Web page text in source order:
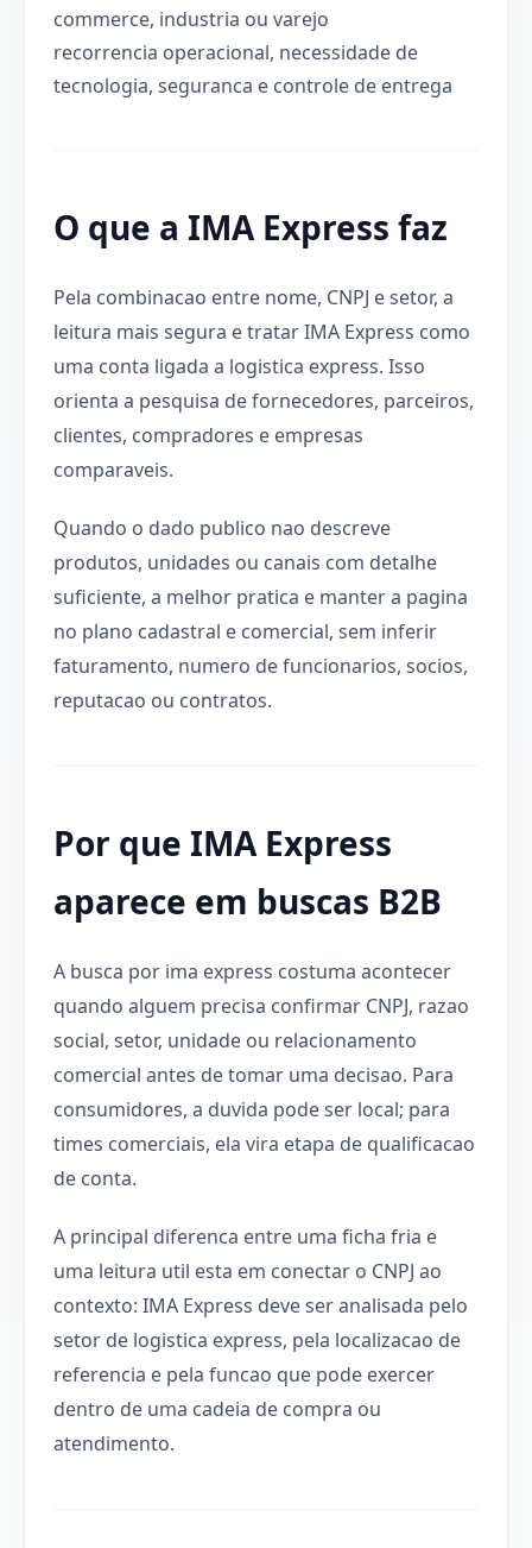
commerce, industria ou varejo
recorrencia operacional, necessidade de
tecnologia, seguranca e controle de entrega
O que a IMA Express faz
Pela combinacao entre nome, CNPJ e setor, a
leitura mais segura e tratar IMA Express como
uma conta ligada a logistica express. Isso
orienta a pesquisa de fornecedores, parceiros,
clientes, compradores e empresas
comparaveis.
Quando o dado publico nao descreve
produtos, unidades ou canais com detalhe
suficiente, a melhor pratica e manter a pagina
no plano cadastral e comercial, sem inferir
faturamento, numero de funcionarios, socios,
reputacao ou contratos.
Por que IMA Express
aparece em buscas B2B
A busca por ima express costuma acontecer
quando alguem precisa confirmar CNPJ, razao
social, setor, unidade ou relacionamento
comercial antes de tomar uma decisao. Para
consumidores, a duvida pode ser local; para
times comerciais, ela vira etapa de qualificacao
de conta.
A principal diferenca entre uma ficha fria e
uma leitura util esta em conectar o CNPJ ao
contexto: IMA Express deve ser analisada pelo
setor de logistica express, pela localizacao de
referencia e pela funcao que pode exercer
dentro de uma cadeia de compra ou
atendimento.